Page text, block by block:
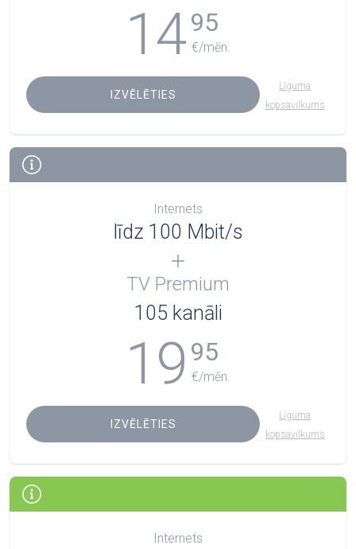
1495
€/mēn.
IZVĒLĒTIES
Līguma
kopsavilkums
Internets
līdz 100 Mbit/s
TV Premium
105 kanāli
19 95
€/mēn.
IZVĒLĒTIES
Līguma
kopsavilkums
Internets